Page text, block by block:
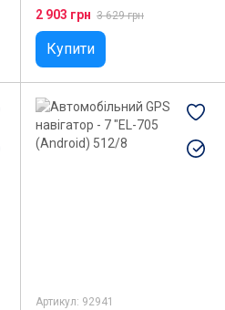
2 903 грн 3 629 грн
Купити
Артикул: 92941